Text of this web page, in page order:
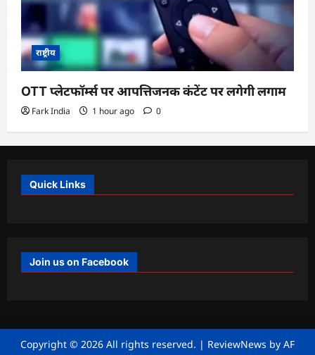
राष्ट्रीय
OTT प्लेटफॉर्म्स पर आपत्तिजनक कंटेंट पर लगेगी लगाम
Fark India 1 hour ago 0
Quick Links
Join us on Facebook
Copyright © 2026 All rights reserved. | ReviewNews by AF